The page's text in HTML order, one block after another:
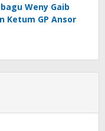
Weny Gaib
Ketum GP Ansor